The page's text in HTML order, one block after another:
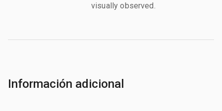
visually observed.
Información adicional